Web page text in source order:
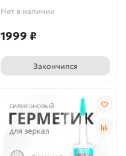
Нет в наличии
1999 ₽
Закончился